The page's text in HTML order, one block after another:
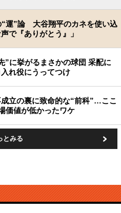
“運”論 大谷翔平のカネを使い込
で『ありがとう』」
”に挙がるまさかの球団 采配に
れ役にうってつけ
立の裏に致命的な“前科”…ここ
価値が低かったワケ
とみる